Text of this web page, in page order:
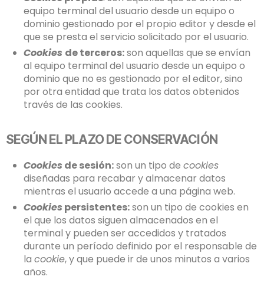
equipo terminal del usuario desde un equipo o
dominio gestionado por el propio editor y desde el
que se presta el servicio solicitado por el usuario.
Cookies de terceros:son aquellas que se envían
al equipo terminal del usuario desde un equipo o
dominio que no es gestionado por el editor, sino
por otra entidad que trata los datos obtenidos
través de las cookies.
SEGÚN EL PLAZO DE CONSERVACIÓN
Cookies de sesión:son un tipo de cookies
diseñadas para recabar y almacenar datos
mientras el usuario accede a una página web.
Cookies persistentes:son un tipo de cookies en
el que los datos siguen almacenados en el
terminal y pueden ser accedidos y tratados
durante un período definido por el responsable de
la cookie, y que puede ir de unos minutos a varios
años.